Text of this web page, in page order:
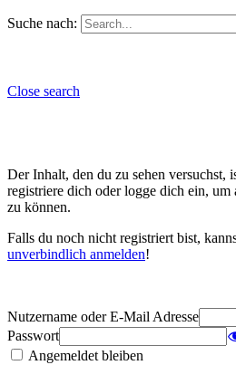
Suche nach:
Close search
Der Inhalt, den du zu sehen
registriere dich oder logge dich ein, um
zu können.
Falls du noch nicht registriert bist,
unverbindlich anmelden!
Nutzername oder E-Mail Adresse
Passwort
Angemeldet bleiben